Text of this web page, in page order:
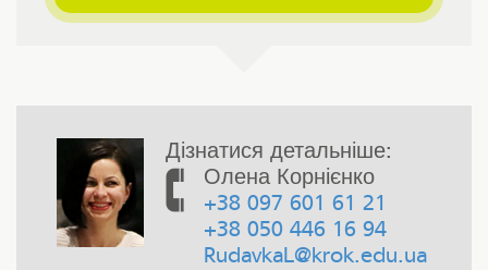
Дізнатися детальніше:
Олена Корнієнко
+38 097 601 61 21
+38 050 446 16 94
RudavkaL@krok.edu.ua